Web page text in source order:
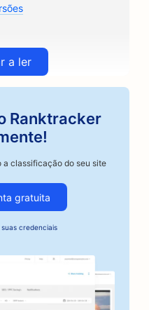
de automóveis
automotivo
a ler
Ranktracker
a classificação do seu site
gratuita
credenciais